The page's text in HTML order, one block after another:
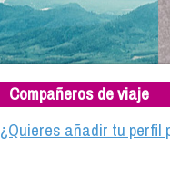
Compañeros de viaje
¿Quieres añadir tu perfil